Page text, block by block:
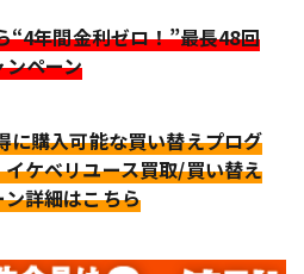
“4年間金利ゼロ！”最長48回
ペーン
に購入可能な買い替えプログ
ケベリユース買取/買い替え
詳細はこちら